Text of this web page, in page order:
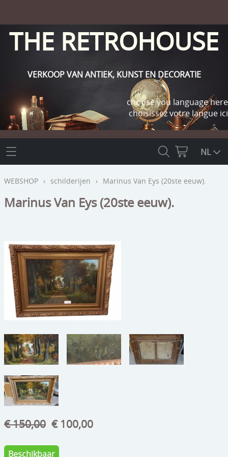
THE RETROHOUSE
VERKOOP VAN ANTIEK, KUNST EN DECORATIE
choose you language here
choisissez votre langue ici
THE RETROHOUSE
WEBSHOP
OUTLET
meubels
reclamevoorwerpen/merken
curiosa
porselein/aardewerk
juwelen/horloges/brillen
medailles/munten/bankbiljetten
ets/tekening/litho/gravure
glaswerk
lamp/luchter
INFO
CONTACT
NL
WEBSHOP › schilderijen › Marinus Van Eys (20ste eeuw).
Marinus Van Eys (20ste eeuw).
€ 150,00 € 100,00
Beschikbaar